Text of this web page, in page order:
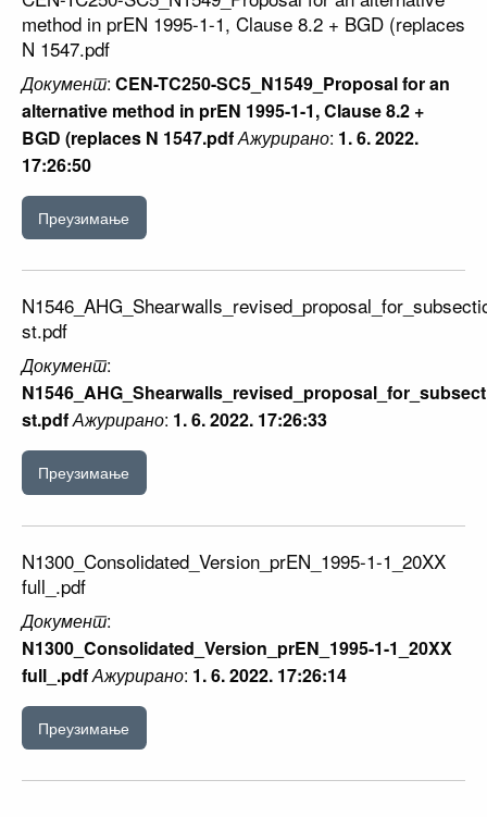
method in prEN 1995-1-1, Clause 8.2 + BGD (replaces
N 1547.pdf
Документ: CEN-TC250-SC5_N1549_Proposal for an
alternative method in prEN 1995-1-1, Clause 8.2 +
BGD (replaces N 1547.pdfАжурирано: 1. 6. 2022.
17:26:50
Преузимање
st.pdf
Документ:
st.pdfАжурирано: 1. 6. 2022. 17:26:33
Преузимање
N1300_Consolidated_Version_prEN_1995-1-1_20XX
full_.pdf
Документ:
N1300_Consolidated_Version_prEN_1995-1-1_20XX
full_.pdfАжурирано: 1. 6. 2022. 17:26:14
Преузимање